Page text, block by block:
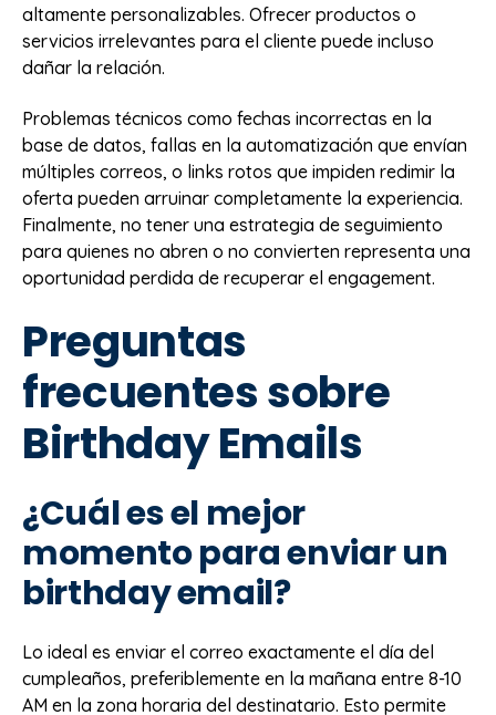
altamente personalizables. Ofrecer productos o
servicios irrelevantes para el cliente puede incluso
dañar la relación.
Problemas técnicos como fechas incorrectas en la
base de datos, fallas en la automatización que envían
múltiples correos, o links rotos que impiden redimir la
oferta pueden arruinar completamente la experiencia.
Finalmente, no tener una estrategia de seguimiento
para quienes no abren o no convierten representa una
oportunidad perdida de recuperar el engagement.
Preguntas
frecuentes sobre
Birthday Emails
¿Cuál es el mejor
momento para enviar un
birthday email?
Lo ideal es enviar el correo exactamente el día del
cumpleaños, preferiblemente en la mañana entre 8-10
AM en la zona horaria del destinatario. Esto permite